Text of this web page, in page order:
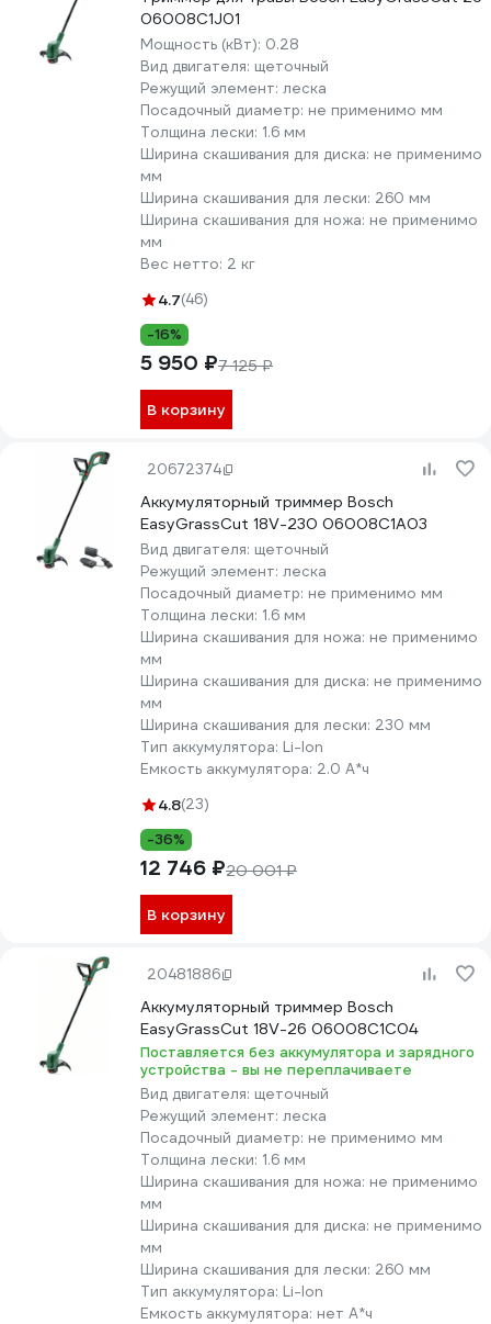
06008C1J01
Мощность (кВт): 0.28
Вид двигателя: щеточный
Режущий элемент: леска
Посадочный диаметр: не применимо мм
Толщина лески: 1.6 мм
Ширина скашивания для диска: не применимо
мм
Ширина скашивания для лески: 260 мм
Ширина скашивания для ножа: не применимо
мм
Вес нетто: 2 кг
4.7(46)
-16%
5 950 ₽7 125 ₽
В корзину
20672374
Аккумуляторный триммер Bosch
EasyGrassCut 18V-230 06008C1A03
Вид двигателя: щеточный
Режущий элемент: леска
Посадочный диаметр: не применимо мм
Толщина лески: 1.6 мм
Ширина скашивания для ножа: не применимо
мм
Ширина скашивания для диска: не применимо
мм
Ширина скашивания для лески: 230 мм
Тип аккумулятора: Li-lon
Емкость аккумулятора: 2.0 А*ч
4.8(23)
-36%
12 746 ₽20 001 ₽
В корзину
20481886
Аккумуляторный триммер Bosch
EasyGrassCut 18V-26 06008C1C04
Поставляется без аккумулятора и зарядного
устройства - вы не переплачиваете
Вид двигателя: щеточный
Режущий элемент: леска
Посадочный диаметр: не применимо мм
Толщина лески: 1.6 мм
Ширина скашивания для ножа: не применимо
мм
Ширина скашивания для диска: не применимо
мм
Ширина скашивания для лески: 260 мм
Тип аккумулятора: Li-lon
Емкость аккумулятора: нет А*ч